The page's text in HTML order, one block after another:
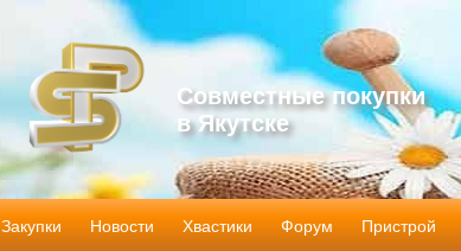
Совместные покупки
в Якутске
Закупки Новости Хвастики Форум Пристрой